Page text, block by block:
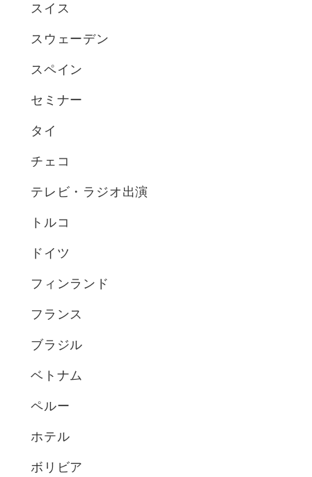
スイス
スウェーデン
スペイン
セミナー
タイ
チェコ
テレビ・ラジオ出演
トルコ
ドイツ
フィンランド
フランス
ブラジル
ベトナム
ペルー
ホテル
ボリビア